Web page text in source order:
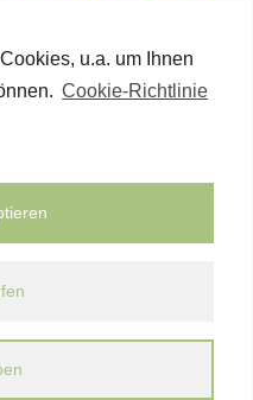
u.a. um Ihnen
Cookie-Richtlinie